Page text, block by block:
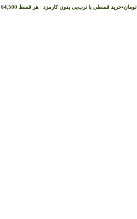
تومان•خرید قسطی با ترب‌پی بدون کارمزد هر قسط 64,500